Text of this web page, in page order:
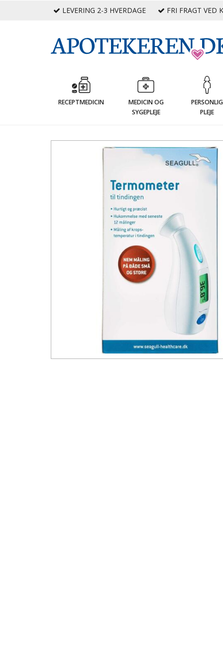
LEVERING 2-3 HVERDAGE FRI FRAGT VED
RECEPTMEDICIN
MEDICIN OG
SYGEPLEJE
PERSONLIG
PLEJE